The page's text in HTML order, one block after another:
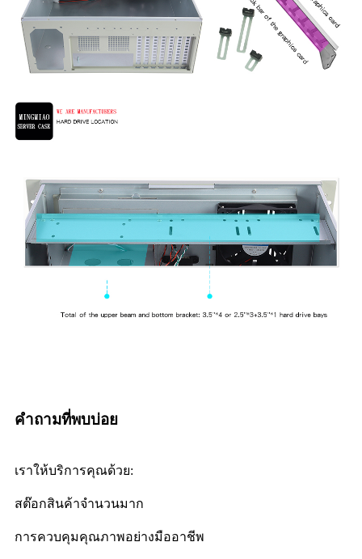
คำถามที่พบบ่อย
เราให้บริการคุณด้วย:
สต๊อกสินค้าจำนวนมาก
การควบคุมคุณภาพอย่างมืออาชีพ